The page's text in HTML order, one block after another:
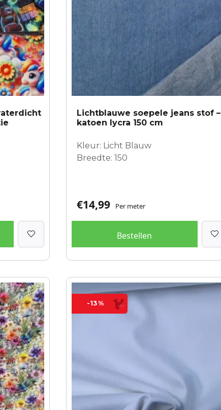
Lichtblauwe soepele jeans stof –
katoen lycra 150 cm
Kleur: Licht Blauw
Breedte: 150
€14,99 Per meter
Bestellen
-13%